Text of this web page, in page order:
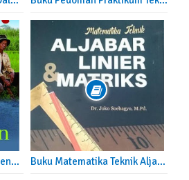
Buku Metode dan Teknik Penyuluhan Pertanian Buku Matematika Teknik Aljabar Linear Dan Matriks